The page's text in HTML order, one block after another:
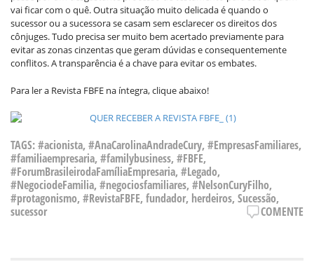
vai ficar com o quê. Outra situação muito delicada é quando o
sucessor ou a sucessora se casam sem esclarecer os direitos dos
cônjuges. Tudo precisa ser muito bem acertado previamente para
evitar as zonas cinzentas que geram dúvidas e consequentemente
conflitos. A transparência é a chave para evitar os embates.
Para ler a Revista FBFE na íntegra, clique abaixo!
TAGS:#acionista,#AnaCarolinaAndradeCury,#EmpresasFamiliares,
#familiaempresaria,#familybusiness,#FBFE,
#ForumBrasileirodaFamíliaEmpresaria,#Legado,
#NegociodeFamilia,#negociosfamiliares,#NelsonCuryFilho,
#protagonismo,#RevistaFBFE,fundador, herdeiros,Sucessão,
sucessor
COMENTE